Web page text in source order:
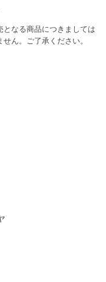
なる商品につきましては
ん。ご了承ください。